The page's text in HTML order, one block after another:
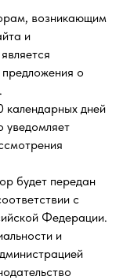
возникающим
и
о
календарных дней
уведомляет
будет передан
с
Федерации.
и